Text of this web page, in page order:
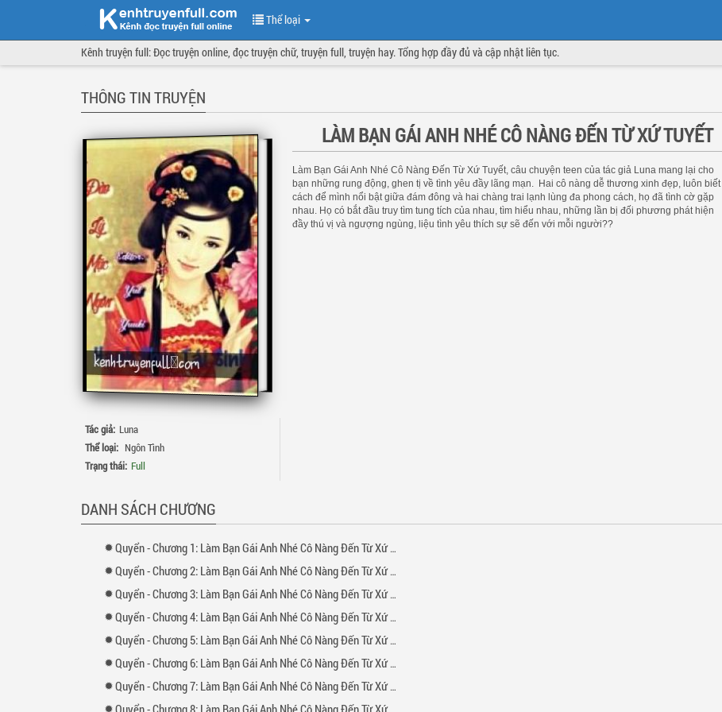
Thể loại
Kênh truyện full: Đọc truyện online, đọc truyện chữ, truyện full, truyện hay. Tổng hợp đầy đủ và cập nhật liên tục.
THÔNG TIN TRUYỆN
LÀM BẠN GÁI ANH NHÉ CÔ NÀNG ĐẾN TỪ XỨ TUYẾT
Tác giả: Luna
Thể loại: Ngôn Tình
Trạng thái: Full
Làm Bạn Gái Anh Nhé Cô Nàng Đến Từ Xứ Tuyết, câu chuyện teen của tác giả Luna mang lại cho
bạn những rung động, ghen tị về tình yêu đầy lãng mạn. Hai cô nàng dễ thương xinh đẹp, luôn biết
cách để mình nổi bật giữa đám đông và hai chàng trai lạnh lùng đa phong cách, họ đã tình cờ gặp
nhau. Họ có bắt đầu truy tìm tung tích của nhau, tìm hiểu nhau, những lần bị đối phương phát hiện
đầy thú vị và ngượng ngùng, liệu tình yêu thích sự sẽ đến với mỗi người??
DANH SÁCH CHƯƠNG
Quyển-Chương 1: Làm Bạn Gái Anh Nhé Cô Nàng Đến Từ Xứ Tuyết - Chương 1
Quyển-Chương2: Làm Bạn Gái Anh Nhé Cô Nàng Đến Từ Xứ Tuyết - Chương 2
Quyển-Chương3: Làm Bạn Gái Anh Nhé Cô Nàng Đến Từ Xứ Tuyết - Chương 3
Quyển-Chương4: Làm Bạn Gái Anh Nhé Cô Nàng Đến Từ Xứ Tuyết - Chương 4
Quyển-Chương 5: Làm Bạn Gái Anh Nhé Cô Nàng Đến Từ Xứ Tuyết - Chương 5
Quyển-Chương6: Làm Bạn Gái Anh Nhé Cô Nàng Đến Từ Xứ Tuyết - Chương 6
Quyển-Chương7: Làm Bạn Gái Anh Nhé Cô Nàng Đến Từ Xứ Tuyết - Chương 7
Quyển-Chương8: Làm Bạn Gái Anh Nhé Cô Nàng Đến Từ Xứ Tuyết - Chương 8